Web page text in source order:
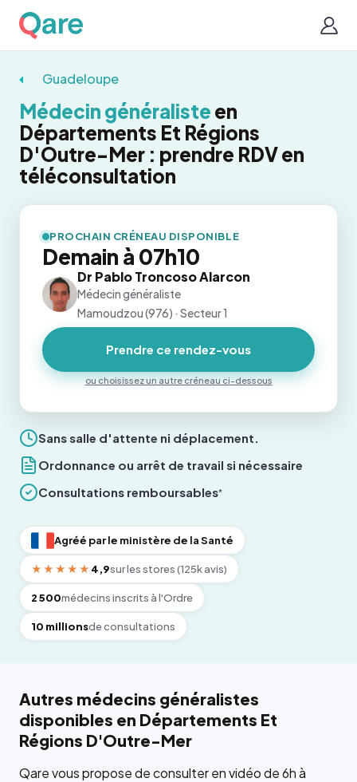
Guadeloupe
Médecin généraliste en
Départements Et Régions
D'Outre-Mer : prendre RDV en
téléconsultation
Sans salle d'attente ni déplacement.
Ordonnance ou arrêt de travail si nécessaire
Consultations remboursables*
Agréé par le ministère de la Santé
★★★★★ 4,9sur les stores (125k avis)
2 500médecins inscrits à l'Ordre
10 millionsde consultations
PROCHAIN CRÉNEAU DISPONIBLE
Demain à 07h10
Dr Pablo Troncoso Alarcon
Médecin généraliste
Mamoudzou (976) · Secteur 1
Prendre ce rendez-vous
ou choisissez un autre créneau ci-dessous
Autres médecins généralistes
disponibles en Départements Et
Régions D'Outre-Mer
Qare vous propose de consulter en vidéo de 6h à